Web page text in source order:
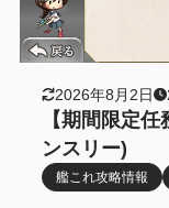
2026年8月2日
【期間限定
ンスリー)
艦これ攻略情報